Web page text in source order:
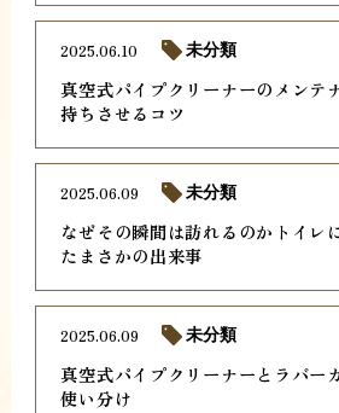
真空式パイプクリーナーのメンテ
持ちさせるコツ
2025.06.10 未分類
なぜその瞬間は訪れるのかトイレ
たまさかの出来事
2025.06.09 未分類
真空式パイプクリーナーとラバー
使い分け
2025.06.09 未分類